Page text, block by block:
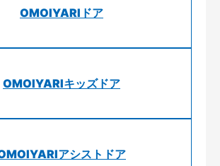
OMOIYARIドア
OMOIYARIキッズドア
アシストドア